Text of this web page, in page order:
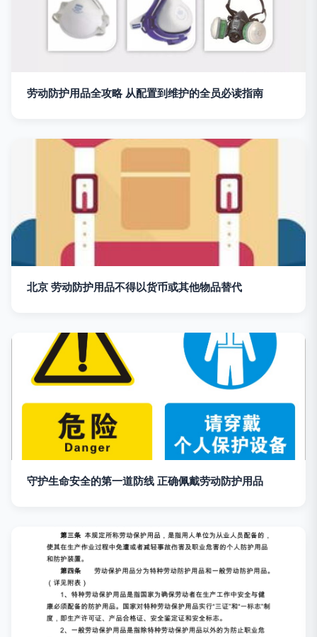
劳动防护用品全攻略 从配置到维护的全员必读指南
北京 劳动防护用品不得以货币或其他物品替代
守护生命安全的第一道防线 正确佩戴劳动防护用品